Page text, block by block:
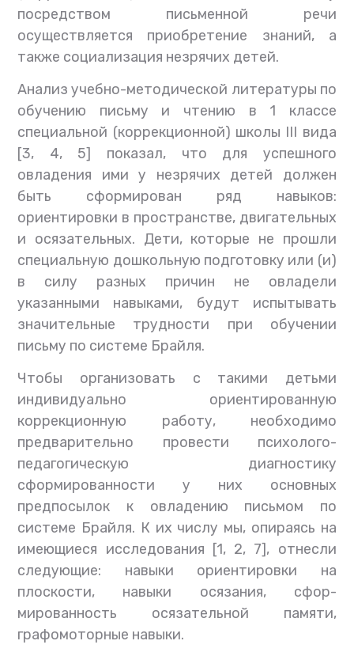
посредством письменной речи
осуществляется приобретение знаний, а
также социализация незрячих детей.
Анализ учебно-методической литературы по
обучению письму и чтению в 1 классе
специальной (коррекционной) школы III вида
[3, 4, 5] показал, что для успешного
овладения ими у незрячих детей должен
быть сформирован ряд навыков:
ориентировки в пространстве, двигательных
и осязательных. Дети, которые не прошли
специальную дошкольную подготовку или (и)
в силу разных причин не овладели
указанными навыками, будут испытывать
значительные трудности при обучении
письму по системе Брайля.
Чтобы организовать с такими детьми
индивидуально ориентированную
коррекционную работу, необходимо
предварительно провести психолого-
педагогическую диагностику
сформированности у них основных
предпосылок к овладению письмом по
системе Брайля. К их числу мы, опираясь на
имеющиеся исследования [1, 2, 7], отнесли
следующие: навыки ориентировки на
плоскости, навыки осязания, сфор-
мированность осязательной памяти,
графомоторные навыки.